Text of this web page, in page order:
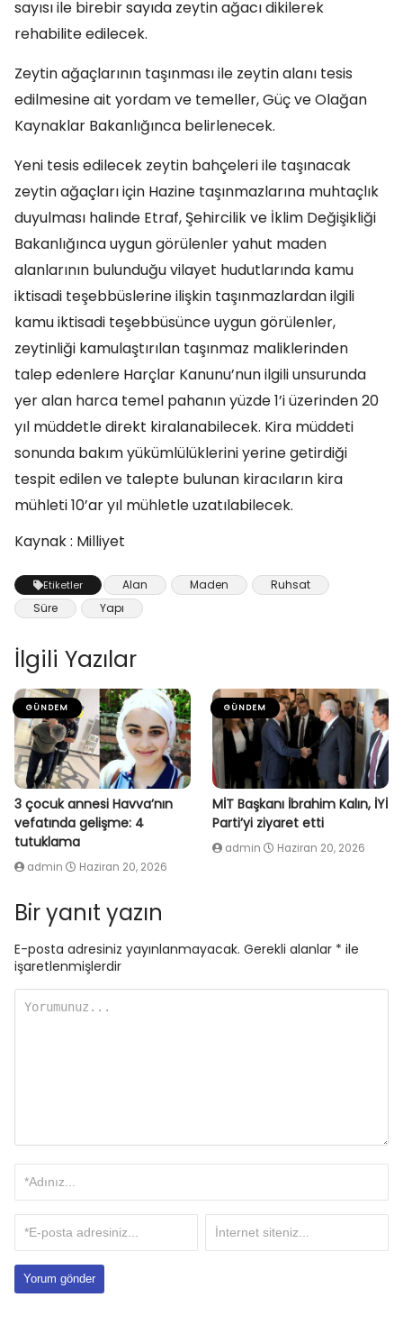
sayısı ile birebir sayıda zeytin ağacı dikilerek
rehabilite edilecek.
Zeytin ağaçlarının taşınması ile zeytin alanı tesis
edilmesine ait yordam ve temeller, Güç ve Olağan
Kaynaklar Bakanlığınca belirlenecek.
Yeni tesis edilecek zeytin bahçeleri ile taşınacak
zeytin ağaçları için Hazine taşınmazlarına muhtaçlık
duyulması halinde Etraf, Şehircilik ve İklim Değişikliği
Bakanlığınca uygun görülenler yahut maden
alanlarının bulunduğu vilayet hudutlarında kamu
iktisadi teşebbüslerine ilişkin taşınmazlardan ilgili
kamu iktisadi teşebbüsünce uygun görülenler,
zeytinliği kamulaştırılan taşınmaz maliklerinden
talep edenlere Harçlar Kanunu’nun ilgili unsurunda
yer alan harca temel pahanın yüzde 1’i üzerinden 20
yıl müddetle direkt kiralanabilecek. Kira müddeti
sonunda bakım yükümlülüklerini yerine getirdiği
tespit edilen ve talepte bulunan kiracıların kira
mühleti 10’ar yıl mühletle uzatılabilecek.​​​​​​​
Kaynak : Milliyet
Etiketler Alan Maden
Ruhsat
Süre
Yapı
İlgili Yazılar
GÜNDEM
3 çocuk annesi Havva’nın
vefatında gelişme: 4
tutuklama
admin Haziran 20, 2026
GÜNDEM
MİT Başkanı İbrahim Kalın, İYİ
Parti’yi ziyaret etti
admin Haziran 20, 2026
Bir yanıt yazın
E-posta adresiniz yayınlanmayacak. Gerekli alanlar * ile
işaretlenmişlerdir